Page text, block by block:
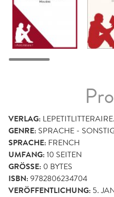
VERLAG:
GENRE: SPRACHE -
SPRACHE: FRENCH
UMFANG:10 SEITEN
GRÖSSE: 0 BYTES
ISBN:9782806234704
VERÖFFENTLICHUNG: 5.